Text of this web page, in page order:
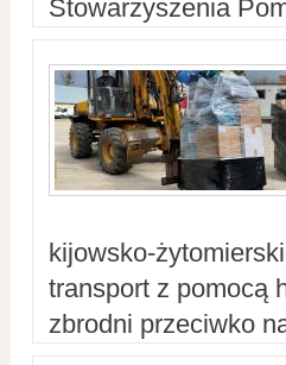
Stowarzyszenia
kijowsko-
transport z pomocą
zbrodni przeciwko